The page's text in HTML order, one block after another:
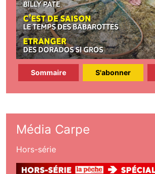
Sommaire S'abonner
Média Carpe
Hors-série